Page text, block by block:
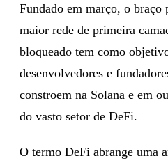
Fundado em março, o braço
maior rede de primeira
bloqueado tem como
desenvolvedores e
constroem na Solana e em
do vasto setor de DeFi.
O termo DeFi abrange uma